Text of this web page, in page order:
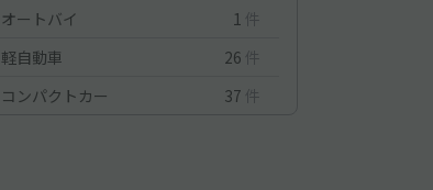
オートバイ
1 件
軽自動車
26 件
コンパクトカー
37 件